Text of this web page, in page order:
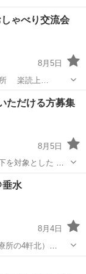
しゃべり交流会
8月5日
人 ●場所 楽読上…
ただける方募集
8月5日
を対象とした こ
マルシェ
水
8月4日
所の4軒北）